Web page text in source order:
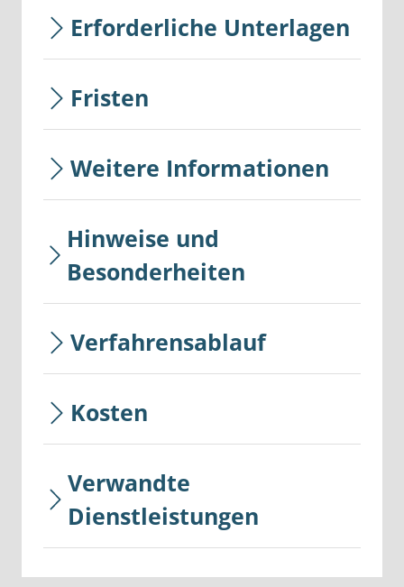
Erforderliche Unterlagen
Fristen
Weitere Informationen
Hinweise und
Besonderheiten
Verfahrensablauf
Kosten
Verwandte
Dienstleistungen